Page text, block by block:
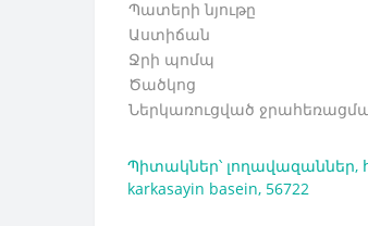
Պատերի նյութը
Աստիճան
Ջրի պոմպ
Ծածկոց
Ներկառուցված
Պիտակներ՝ լողավազաններ,
karkasayin basein, 56722